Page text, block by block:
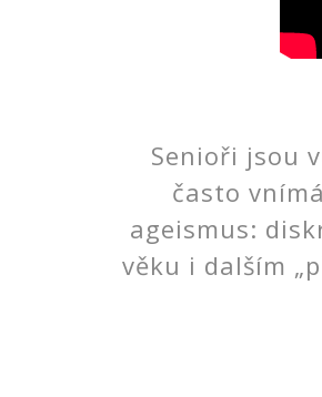
Senioři jsou
často
ageismus:
věku i dalším